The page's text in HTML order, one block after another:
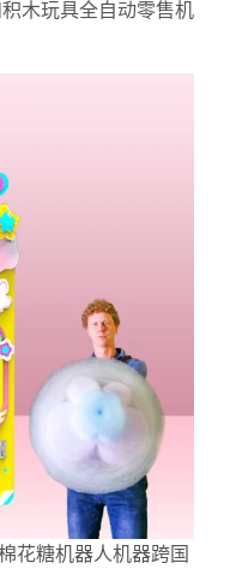
木玩具全自动零售机
花糖机器人机器跨国